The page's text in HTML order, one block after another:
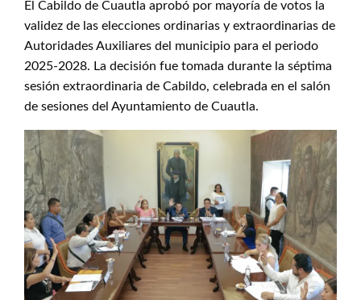
El Cabildo de Cuautla aprobó por mayoría de votos la
validez de las elecciones ordinarias y extraordinarias de
Autoridades Auxiliares del municipio para el periodo
2025-2028. La decisión fue tomada durante la séptima
sesión extraordinaria de Cabildo, celebrada en el salón
de sesiones del Ayuntamiento de Cuautla.